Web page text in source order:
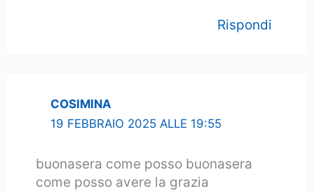
Rispondi
COSIMINA
19 FEBBRAIO 2025 ALLE 19:55
buonasera come posso buonasera
come posso avere la grazia